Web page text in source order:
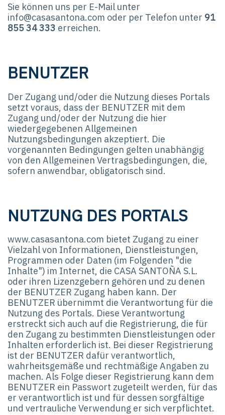
Sie können uns per E-Mail unter
info@casasantona.com oder per Telefon unter 91
855 34 333 erreichen.
BENUTZER
Der Zugang und/oder die Nutzung dieses Portals
setzt voraus, dass der BENUTZER mit dem
Zugang und/oder der Nutzung die hier
wiedergegebenen Allgemeinen
Nutzungsbedingungen akzeptiert. Die
vorgenannten Bedingungen gelten unabhängig
von den Allgemeinen Vertragsbedingungen, die,
sofern anwendbar, obligatorisch sind.
NUTZUNG DES PORTALS
www.casasantona.com bietet Zugang zu einer
Vielzahl von Informationen, Dienstleistungen,
Programmen oder Daten (im Folgenden "die
Inhalte") im Internet, die CASA SANTOÑA S.L.
oder ihren Lizenzgebern gehören und zu denen
der BENUTZER Zugang haben kann. Der
BENUTZER übernimmt die Verantwortung für die
Nutzung des Portals. Diese Verantwortung
erstreckt sich auch auf die Registrierung, die für
den Zugang zu bestimmten Dienstleistungen oder
Inhalten erforderlich ist. Bei dieser Registrierung
ist der BENUTZER dafür verantwortlich,
wahrheitsgemäße und rechtmäßige Angaben zu
machen. Als Folge dieser Registrierung kann dem
BENUTZER ein Passwort zugeteilt werden, für das
er verantwortlich ist und für dessen sorgfältige
und vertrauliche Verwendung er sich verpflichtet.